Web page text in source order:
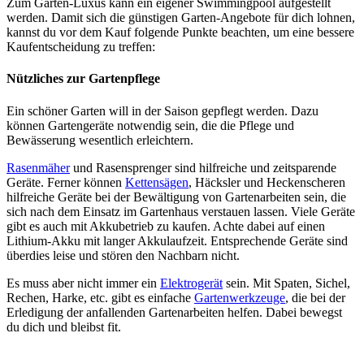
Zum Garten-Luxus kann ein eigener Swimmingpool aufgestellt
werden. Damit sich die günstigen Garten-Angebote für dich lohnen,
kannst du vor dem Kauf folgende Punkte beachten, um eine bessere
Kaufentscheidung zu treffen:
Nützliches zur Gartenpflege
Ein schöner Garten will in der Saison gepflegt werden. Dazu
können Gartengeräte notwendig sein, die die Pflege und
Bewässerung wesentlich erleichtern.
Rasenmäherund Rasensprenger sind hilfreiche und zeitsparende
Geräte. Ferner können Kettensägen, Häcksler und Heckenscheren
hilfreiche Geräte bei der Bewältigung von Gartenarbeiten sein, die
sich nach dem Einsatz im Gartenhaus verstauen lassen. Viele Geräte
gibt es auch mit Akkubetrieb zu kaufen. Achte dabei auf einen
Lithium-Akku mit langer Akkulaufzeit. Entsprechende Geräte sind
überdies leise und stören den Nachbarn nicht.
Es muss aber nicht immer ein Elektrogerät sein. Mit Spaten, Sichel,
Rechen, Harke, etc. gibt es einfache Gartenwerkzeuge, die bei der
Erledigung der anfallenden Gartenarbeiten helfen. Dabei bewegst
du dich und bleibst fit.